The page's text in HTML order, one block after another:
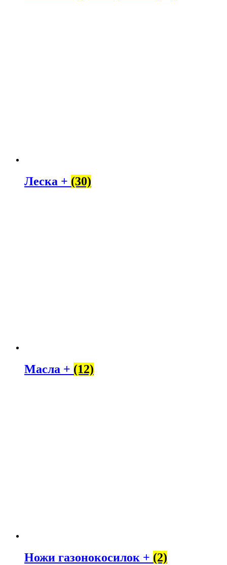
Леска + (30)
Масла + (12)
Ножи газонокосилок + (2)